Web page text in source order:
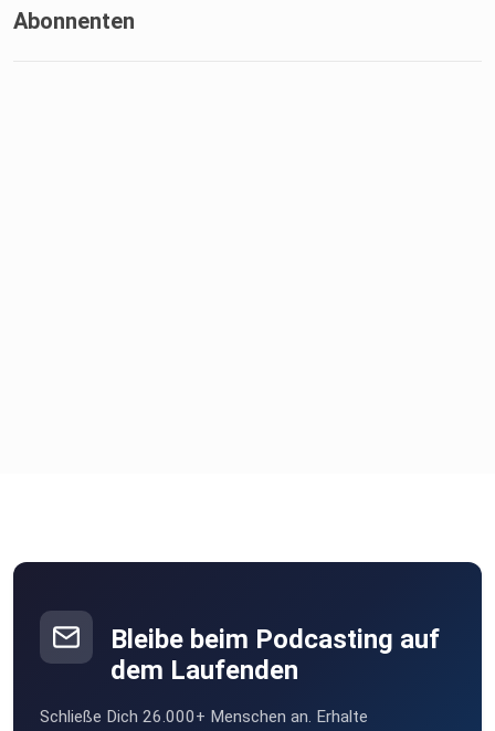
Abonnenten
Bleibe beim Podcasting auf
dem Laufenden
Schließe Dich 26.000+ Menschen an. Erhalte